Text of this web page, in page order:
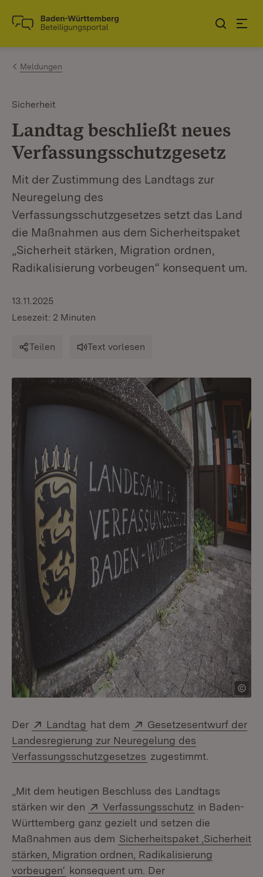
Zum Inhalt springen
Link zur Startseite
Meldungen
Sicherheit
Landtag beschließt neues
Verfassungsschutzgesetz
Mit der Zustimmung des Landtags zur
Neuregelung des
Verfassungsschutzgesetzes setzt das Land
die Maßnahmen aus dem Sicherheitspaket
„Sicherheit stärken, Migration ordnen,
Radikalisierung vorbeugen“ konsequent um.
13.11.2025
Lesezeit: 2 Minuten
Teilen Text vorlesen
Der Extern:
Landtag (Öffnet in neuem Fenster)
hat dem Extern:
Gesetzesentwurf der
Landesregierung zur Neuregelung des
Verfassungsschutzgesetzes (Öffnet in neuem
zugestimmt.
„Mit dem heutigen Beschluss des Landtags
stärken wir den
Extern:
Verfassungsschutz (Öffnet in
in Baden-
Württemberg ganz gezielt und setzen die
Maßnahmen aus dem Sicherheitspaket ‚Sicherheit
stärken, Migration ordnen, Radikalisierung
vorbeugen‘ konsequent um. Der